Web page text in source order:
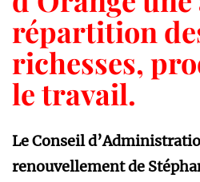
répartition
richesses,
le travail.
Le Conseil
renouvellement de